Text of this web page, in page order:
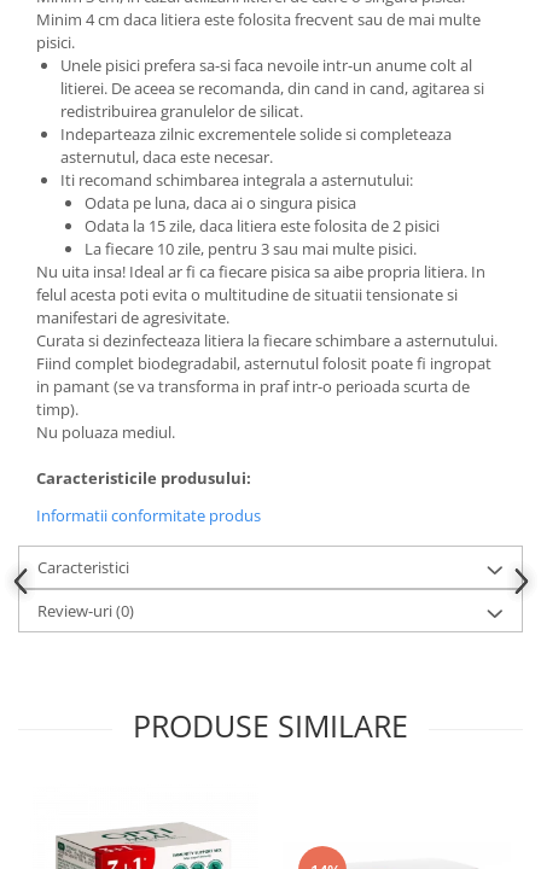
Minim 4 cm daca litiera este folosita frecvent sau de mai multe
pisici.
Unele pisici prefera sa-si faca nevoile intr-un anume colt al
litierei. De aceea se recomanda, din cand in cand, agitarea si
redistribuirea granulelor de silicat.
Indeparteaza zilnic excrementele solide si completeaza
asternutul, daca este necesar.
Iti recomand schimbarea integrala a asternutului:
Odata pe luna, daca ai o singura pisica
Odata la 15 zile, daca litiera este folosita de 2 pisici
La fiecare 10 zile, pentru 3 sau mai multe pisici.
Nu uita insa! Ideal ar fi ca fiecare pisica sa aibe propria litiera. In
felul acesta poti evita o multitudine de situatii tensionate si
manifestari de agresivitate.
Curata si dezinfecteaza litiera la fiecare schimbare a asternutului.
Fiind complet biodegradabil, asternutul folosit poate fi ingropat
in pamant (se va transforma in praf intr-o perioada scurta de
timp).
Nu poluaza mediul.
Caracteristicile produsului:
Informatii conformitate produs
Caracteristici
Review-uri(0)
PRODUSE SIMILARE